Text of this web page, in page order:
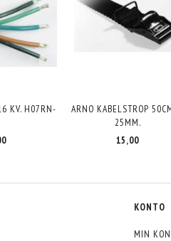
KV. H07RN-
ARNO KABELSTROP
25MM.
15,00
KONTO
MIN